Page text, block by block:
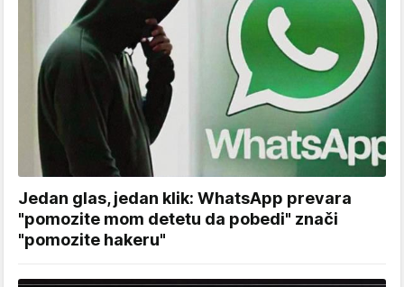
Jedan glas, jedan klik: WhatsApp prevara
"pomozite mom detetu da pobedi" znači
"pomozite hakeru"